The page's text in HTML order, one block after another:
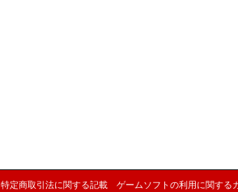
特定商取引法に関する記載 ゲームソフトの利用に関する